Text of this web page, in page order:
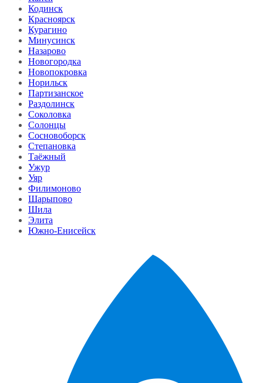
Кодинск
Красноярск
Курагино
Минусинск
Назарово
Новогородка
Новопокровка
Норильск
Партизанское
Раздолинск
Соколовка
Солонцы
Сосновоборск
Степановка
Таёжный
Ужур
Уяр
Филимоново
Шарыпово
Шила
Элита
Южно-Енисейск